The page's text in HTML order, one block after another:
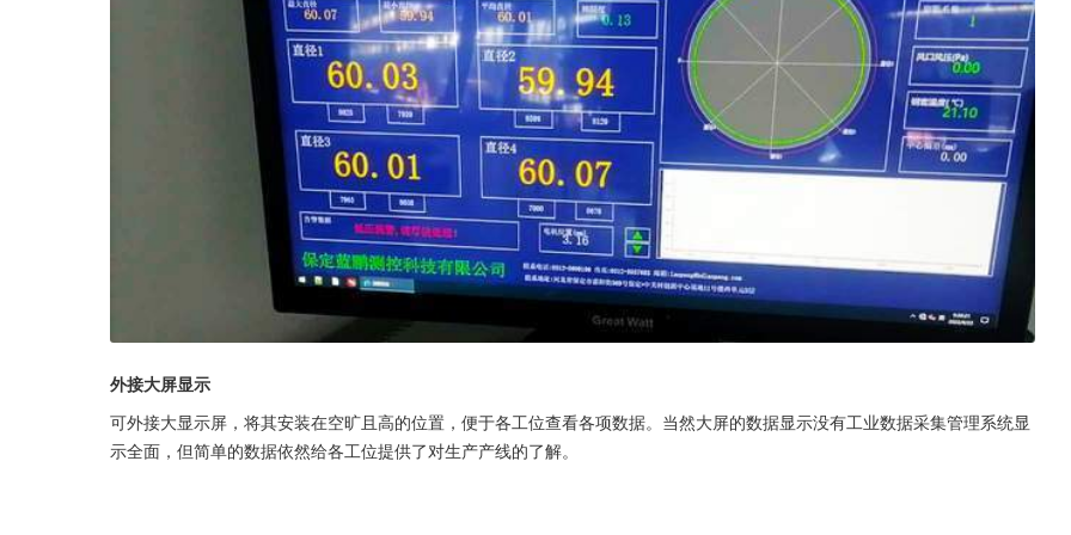
外接大屏显示
可外接大显示屏，将其安装在空旷且高的位置，便于各工位查看各项数据。当然大屏的数据显示没有工业数据采集管理系统显
示全面，但简单的数据依然给各工位提供了对生产产线的了解。